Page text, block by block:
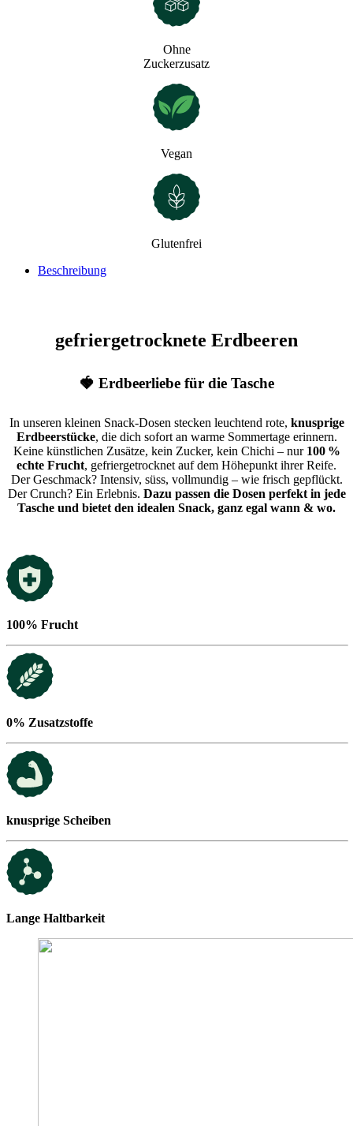
Ohne
Zucker­zusatz
Vegan
Glutenfrei
Beschreibung
gefriergetrocknete Erdbeeren
🍓 Erdbeerliebe für die Tasche
In unseren kleinen Snack-Dosen stecken leuchtend rote, knusprige
Erdbeerstücke, die dich sofort an warme Sommertage erinnern.
Keine künstlichen Zusätze, kein Zucker, kein Chichi – nur 100 %
echte Frucht, gefriergetrocknet auf dem Höhepunkt ihrer Reife.
Der Geschmack? Intensiv, süss, vollmundig – wie frisch gepflückt.
Der Crunch? Ein Erlebnis. Dazu passen die Dosen perfekt in jede
Tasche und bietet den idealen Snack, ganz egal wann & wo.
100% Frucht
0% Zusatzstoffe
knusprige Scheiben
Lange Haltbarkeit